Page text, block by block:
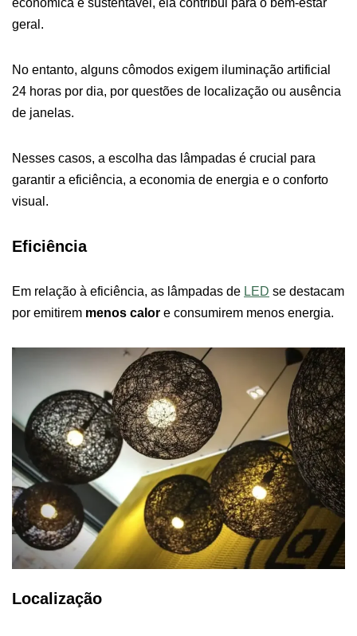
geral.
No entanto, alguns cômodos exigem iluminação artificial
24 horas por dia, por questões de localização ou ausência
de janelas.
Nesses casos, a escolha das lâmpadas é crucial para
garantir a eficiência, a economia de energia e o conforto
visual.
Eficiência
Em relação à eficiência, as lâmpadas de LED se destacam
por emitirem menos calor e consumirem menos energia.
Localização